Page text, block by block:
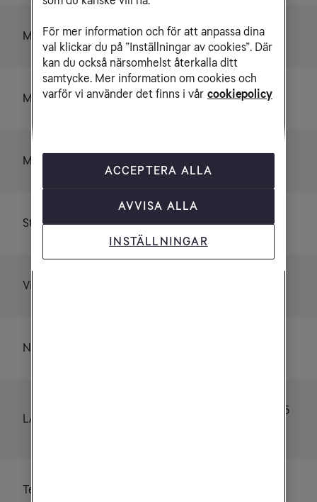
Modell Tele2 WiFi Hub C2
Max nedladdning 4000 Mbit/s
Max uppladdning
Storlek 234x190x69 mm
Vikt
Nätadapter
LAN
4 st LAN-portar RJ45
Telefoni
För mer information och för att anpassa dina
val klickar du på ”Inställningar av cookies”. Där
kan du också närsomhelst återkalla ditt
samtycke. Mer information om cookies och
varför vi använder det finns i vår cookiepolicy
ACCEPTERA ALLA
AVVISA ALLA
INSTÄLLNINGAR